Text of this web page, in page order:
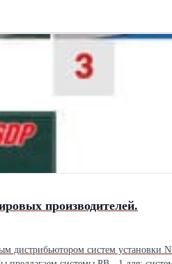
фd W H≈ Приблиз. вес, кг 1,6 15 10 130 95 65 4-ф14
100 4-ф18 125 238 5.6 40 31.8
50.8 265 180 145 8-ф18 200 357
135 100 4-ф18 125 238 9.4 40 31.8
105 75 4-ф14 100 162 3.8 20 12.7
16,0 15 13 170 105 75 4-ф14 125
145 4-ф26 240 320 27.5
производителей.